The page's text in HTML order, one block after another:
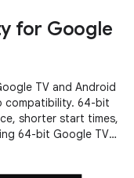
for Google
TV and Android
compatibility. 64-bit
shorter start times,
64-bit Google TV